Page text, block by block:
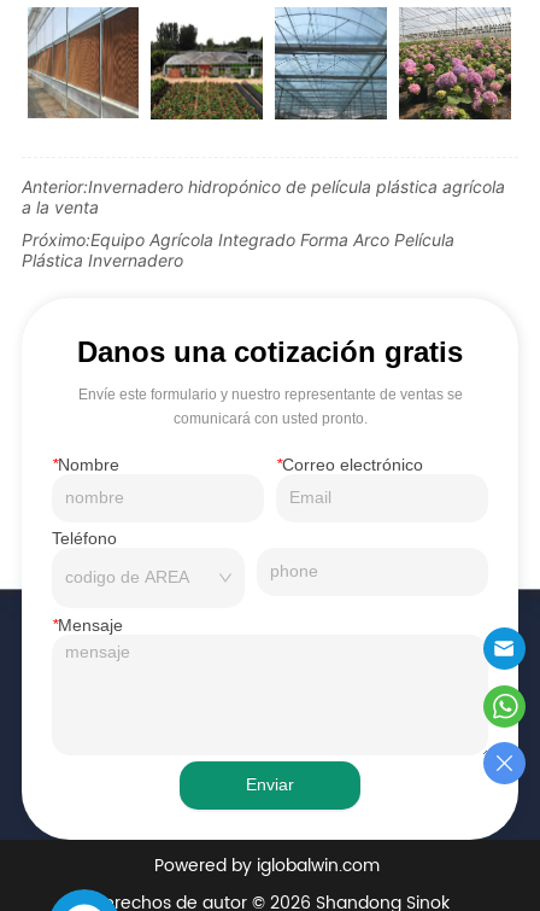
Anterior:Invernadero hidropónico de película plástica agrícola
a la venta
Próximo:Equipo Agrícola Integrado Forma Arco Película
Plástica Invernadero
Danos una cotización gratis
Envíe este formulario y nuestro representante de ventas se
comunicará con usted pronto.
*Nombre *Correo electrónico
Teléfono
*Mensaje
Enviar
Powered by iglobalwin.com
Derechos de autor © 2026 Shandong Sinok